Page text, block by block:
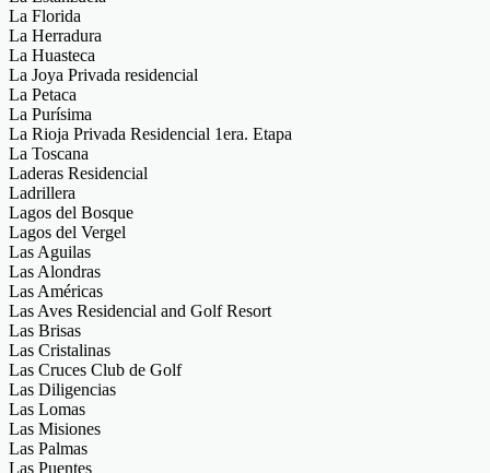
La Florida
La Herradura
La Huasteca
La Joya Privada residencial
La Petaca
La Purísima
La Rioja Privada Residencial 1era. Etapa
La Toscana
Laderas Residencial
Ladrillera
Lagos del Bosque
Lagos del Vergel
Las Aguilas
Las Alondras
Las Américas
Las Aves Residencial and Golf Resort
Las Brisas
Las Cristalinas
Las Cruces Club de Golf
Las Diligencias
Las Lomas
Las Misiones
Las Palmas
Las Puentes